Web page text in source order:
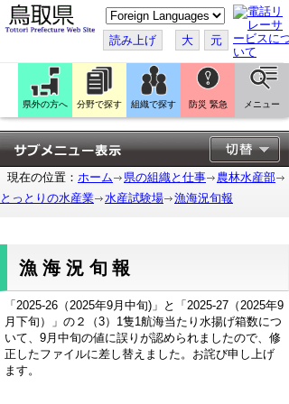
こ
の
ペ
ー
ジ
翻
訳
す
る
読み上げ 大 元
県外の方へ 分野で探す 組織で探す 防災 緊急 メニュー
現在の位置： ホーム 県の組織と仕事
農林水産部
とっとりの水産業
水産試験場 漁海況旬報
漁海況旬報
「2025-26（2025年9月中旬)」と「2025-27（2025年9
月下旬）」の２（3）1隻1航海当たり水揚げ箱数につ
いて、9月中旬の値に誤りが認められましたので、修
正したファイルに差し替えました。お詫び申し上げ
ます。